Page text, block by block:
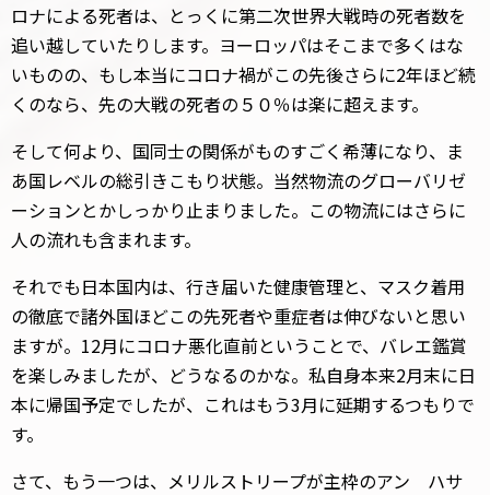
ロナによる死者は、とっくに第二次世界大戦時の死者数を
追い越していたりします。ヨーロッパはそこまで多くはな
いものの、もし本当にコロナ禍がこの先後さらに2年ほど続
くのなら、先の大戦の死者の５０％は楽に超えます。
そして何より、国同士の関係がものすごく希薄になり、ま
あ国レベルの総引きこもり状態。当然物流のグローバリゼ
ーションとかしっかり止まりました。この物流にはさらに
人の流れも含まれます。
それでも日本国内は、行き届いた健康管理と、マスク着用
の徹底で諸外国ほどこの先死者や重症者は伸びないと思い
ますが。12月にコロナ悪化直前ということで、バレエ鑑賞
を楽しみましたが、どうなるのかな。私自身本来2月末に日
本に帰国予定でしたが、これはもう3月に延期するつもりで
す。
さて、もう一つは、メリルストリープが主枠のアン ハサ